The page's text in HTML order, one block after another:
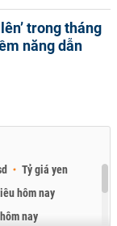
trong tháng
năng dẫn
Tỷ giá yen
hôm nay
nay